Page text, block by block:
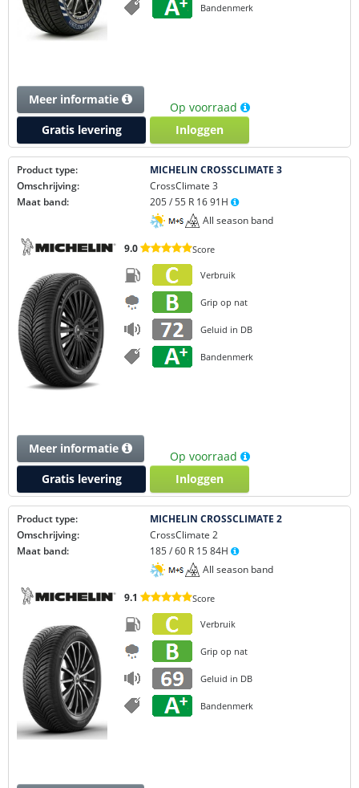
Bandenmerk
Op voorraad
Inloggen
Meer informatie
Gratis levering
Product type:
MICHELIN CROSSCLIMATE 3
Omschrijving:
CrossClimate 3
Maat band:
205 / 55 R 16 91H
All season band
9.0 Score
Verbruik
Grip op nat
Geluid in DB
Bandenmerk
Op voorraad
Inloggen
Meer informatie
Gratis levering
Product type:
MICHELIN CROSSCLIMATE 2
Omschrijving:
CrossClimate 2
Maat band:
185 / 60 R 15 84H
All season band
9.1 Score
Verbruik
Grip op nat
Geluid in DB
Bandenmerk